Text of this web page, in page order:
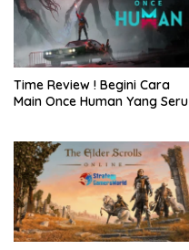
Time Review ! Begini Cara
Main Once Human Yang Seru